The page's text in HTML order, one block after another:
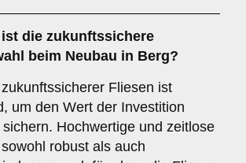
die zukunftssichere
beim Neubau in Berg?
Fliesen ist
um den Wert der Investition
sichern. Hochwertige und zeitlose
robust als auch